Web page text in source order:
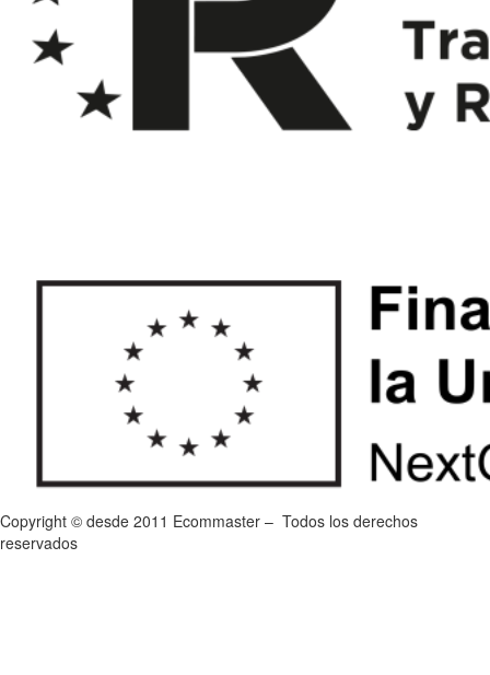
Copyright © desde 2011 Ecommaster – Todos los derechos
reservados